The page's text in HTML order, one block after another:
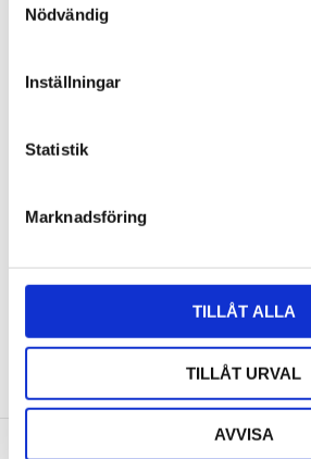
Nödvändig
Inställningar
Statistik
Marknadsföring
TILLÅT ALLA
TILLÅT URVAL
AVVISA
NYHETSBREV
Anmäl dig till vårt nyhetsbrev